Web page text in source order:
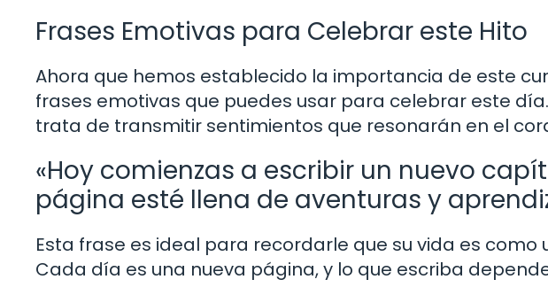
Frases Emotivas para Celebrar este Hito
Ahora que hemos establecido la importancia de este
frases emotivas que puedes usar para celebrar este
trata de transmitir sentimientos que resonarán en el
«Hoy comienzas a escribir un nuevo
página esté llena de aventuras y
Esta frase es ideal para recordarle que su vida es como
Cada día es una nueva página, y lo que escriba